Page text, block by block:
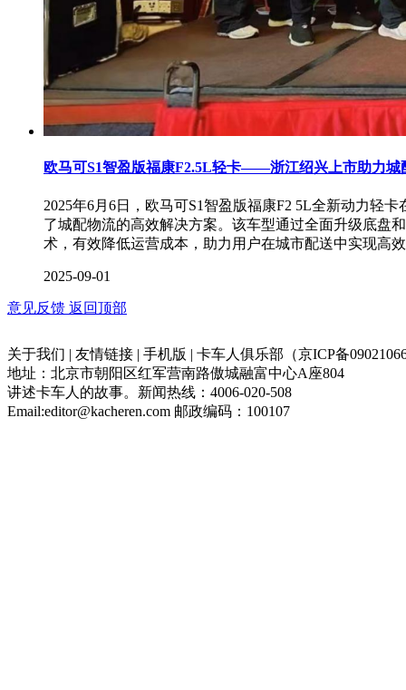
欧马可S1智盈版福康F2.5L轻卡——浙江绍兴上市助力城
2025年6月6日，欧马可S1智盈版福康F2 5L全新动力轻
了城配物流的高效解决方案。该车型通过全面升级底盘
术，有效降低运营成本，助力用户在城市配送中实现高
2025-09-01
意见反馈 返回顶部
关于我们 | 友情链接 | 手机版 | 卡车人俱乐部（京ICP备
地址：北京市朝阳区红军营南路傲城融富中心A座804
讲述卡车人的故事。新闻热线：4006-020-508
Email:editor@kacheren.com 邮政编码：100107